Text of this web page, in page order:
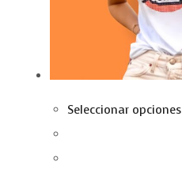
Seleccionar opciones